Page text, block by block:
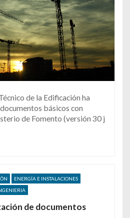
de la Edificación ha
básicos con
de Fomento (versión 30 j
ENERGÍA E INSTALACIONES
de documentos